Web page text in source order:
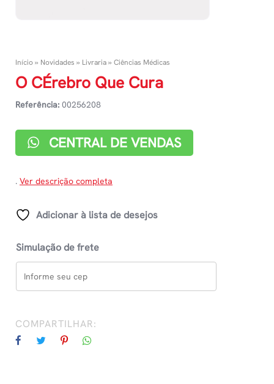
Início» Novidades » Livraria» Ciências Médicas
O CÉrebro Que Cura
Referência: 00256208
CENTRAL DE VENDAS
. Ver descrição completa
Adicionar à lista de desejos
Simulação de frete
COMPARTILHAR: